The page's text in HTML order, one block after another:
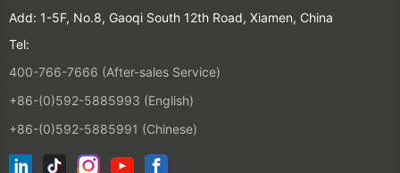
Add: 1-5F, No.8, Gaoqi South 12th Road, Xiamen, China
Tel:
400-766-7666 (After-sales Service)
+86-(0)592-5885993 (English)
+86-(0)592-5885991 (Chinese)